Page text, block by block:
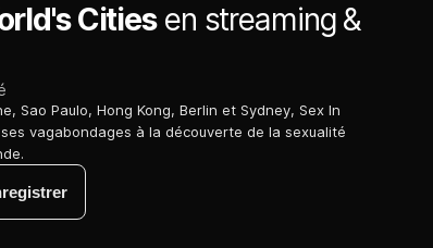
Citiesen streaming &
Sao Paulo, Hong Kong, Berlin et Sydney, Sex In
vagabondages à la découverte de la sexualité